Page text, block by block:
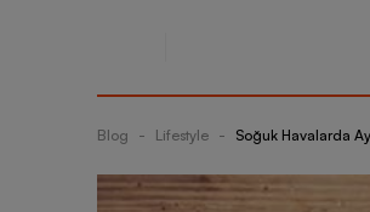
Blog - Lifestyle - Soğuk Havalarda